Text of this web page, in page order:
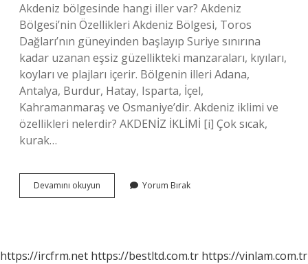
Akdeniz bölgesinde hangi iller var? Akdeniz
Bölgesi’nin Özellikleri Akdeniz Bölgesi, Toros
Dağları’nın güneyinden başlayıp Suriye sınırına
kadar uzanan eşsiz güzellikteki manzaraları, kıyıları,
koyları ve plajları içerir. Bölgenin illeri Adana,
Antalya, Burdur, Hatay, Isparta, İçel,
Kahramanmaraş ve Osmaniye’dir. Akdeniz iklimi ve
özellikleri nelerdir? AKDENİZ İKLİMİ [i] Çok sıcak,
kurak…
Devamını okuyun Akdeniz
Iklimi
Yorum Bırak
https://ircfrm.net https://bestltd.com.tr https://vinlam.com.tr